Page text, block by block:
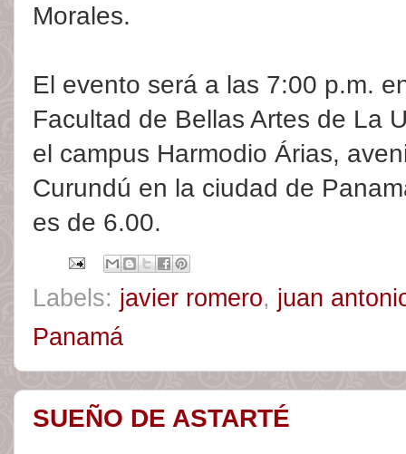
Morales.
El evento será a las 7:00 p.m.
Facultad de Bellas Artes de La
el campus Harmodio Árias,
Curundú en la ciudad de
es de 6.00.
Labels: javier romero, juan
Panamá
SUEÑO DE ASTARTÉ